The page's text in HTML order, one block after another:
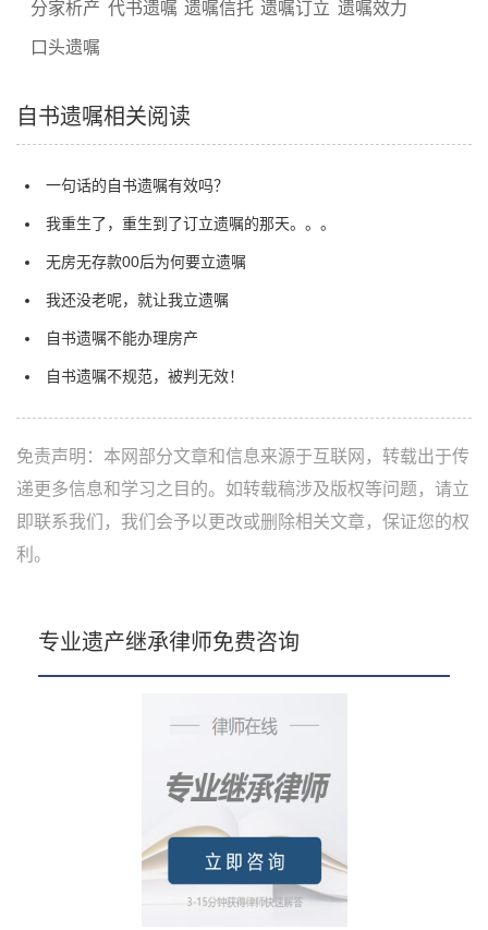
分家析产 代书遗嘱 遗嘱信托 遗嘱订立 遗嘱效力
口头遗嘱
自书遗嘱相关阅读
一句话的自书遗嘱有效吗？
我重生了，重生到了订立遗嘱的那天。。。
无房无存款00后为何要立遗嘱
我还没老呢，就让我立遗嘱
自书遗嘱不能办理房产
自书遗嘱不规范，被判无效！
免责声明：本网部分文章和信息来源于互联网，转载出于传
递更多信息和学习之目的。如转载稿涉及版权等问题，请立
即联系我们，我们会予以更改或删除相关文章，保证您的权
利。
专业遗产继承律师免费咨询